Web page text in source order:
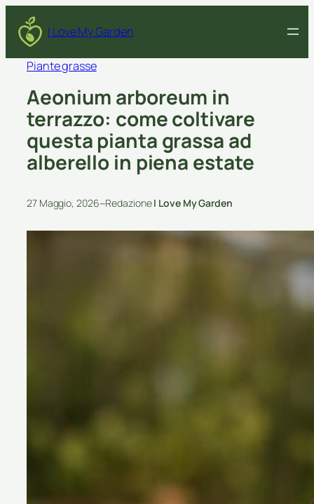
I Love My Garden
Piante grasse
Aeonium arboreum in
terrazzo: come coltivare
questa pianta grassa ad
alberello in piena estate
27 Maggio, 2026–RedazioneI Love My Garden